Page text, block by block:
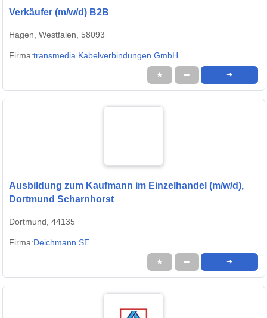
Verkäufer (m/w/d) B2B
Hagen, Westfalen, 58093
Firma:transmedia Kabelverbindungen GmbH
★ ➦ ➜
Ausbildung zum Kaufmann im Einzelhandel (m/w/d),
Dortmund Scharnhorst
Dortmund, 44135
Firma:Deichmann SE
★ ➦ ➜